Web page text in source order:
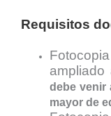
Requisitos
debe venir
mayor de